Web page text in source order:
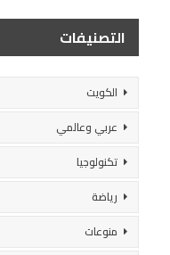
التصنيفات
الكويت
عربي وعالمي
تكنولوجيا
رياضة
منوعات